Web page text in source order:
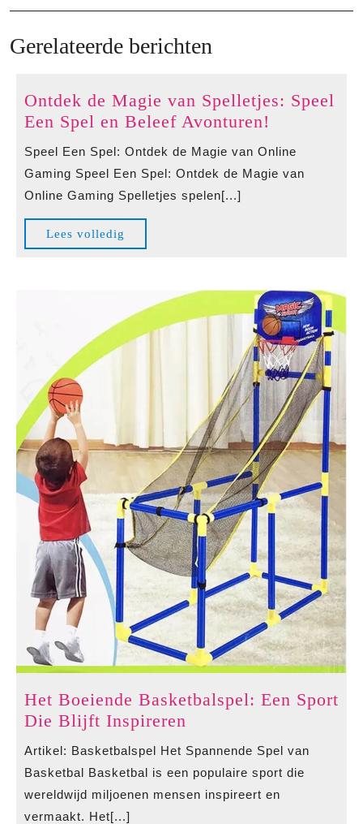
bericht
Gerelateerde berichten
Ontdek de Magie van Spelletjes: Speel
Een Spel en Beleef Avonturen!
de
Magie
van
en
Beleef
Avonturen!
Speel Een Spel: Ontdek de Magie van Online
Gaming Speel Een Spel: Ontdek de Magie van
Online Gaming Spelletjes spelen[...]
Lees volledig
volledig
Het Boeiende Basketbalspel: Een Sport
Die Blijft Inspireren
Basketbalspel:
Een
Sport
Artikel: Basketbalspel Het Spannende Spel van
Basketbal Basketbal is een populaire sport die
wereldwijd miljoenen mensen inspireert en
vermaakt. Het[...]